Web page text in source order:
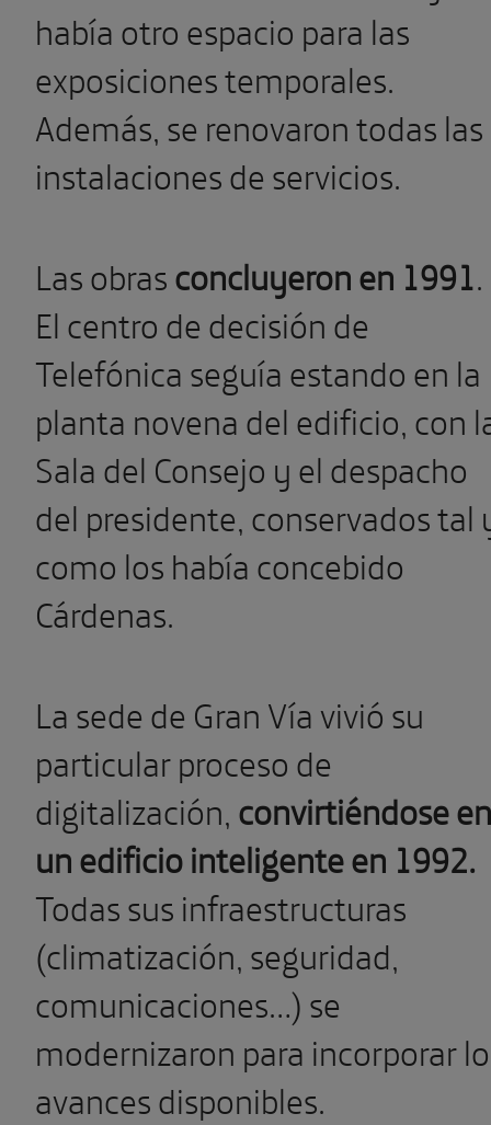
había otro espacio para las
exposiciones temporales.
Además, se renovaron todas las
instalaciones de servicios.
Las obrasconcluyeron en 1991.
El centro de decisión de
Telefónica seguía estando en la
planta novena del edificio, con
Sala del Consejo y el despacho
del presidente, conservados tal
como los había concebido
Cárdenas.
La sede de Gran Vía vivió su
particular proceso de
digitalización,convirtiéndose en
un edificio inteligente en 1992.
Todas sus infraestructuras
(climatización, seguridad,
comunicaciones…) se
modernizaron para incorporar
avances disponibles.